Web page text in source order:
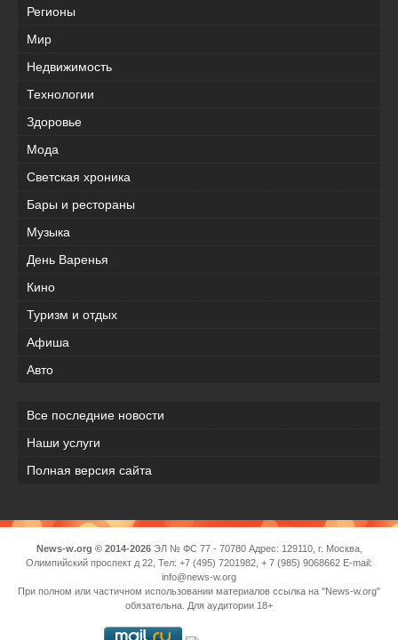
Регионы
Мир
Недвижимость
Технологии
Здоровье
Мода
Светская хроника
Бары и рестораны
Музыка
День Варенья
Кино
Туризм и отдых
Афиша
Авто
Все последние новости
Наши услуги
Полная версия сайта
News-w.org © 2014-2026ЭЛ № ФС 77 - 70780 Адрес: 129110, г. Москва,
Олимпийский проспект д 22, Тел: +7 (495) 7201982, + 7 (985) 9068662 E-mail:
info@news-w.org
При полном или частичном использовании материалов ссылка на "News-w.org"
обязательна. Для аудитории 18+